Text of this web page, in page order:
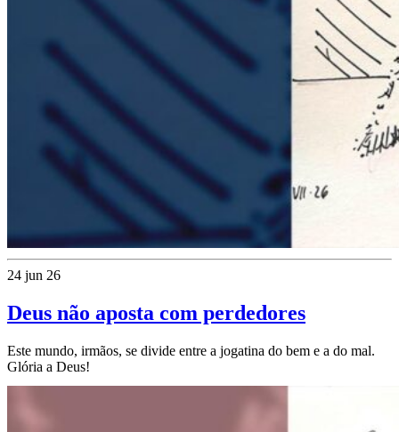
24 jun 26
Deus não aposta com perdedores
Este mundo, irmãos, se divide entre a jogatina do bem e a do mal.
Glória a Deus!